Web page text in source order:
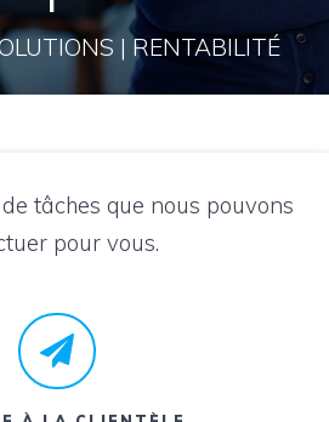
| RENTABILITÉ
tâches que nous pouvons
pour vous.